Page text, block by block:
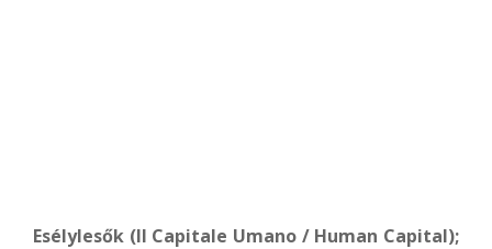
Esélylesők (Il Capitale Umano / Human Capital);